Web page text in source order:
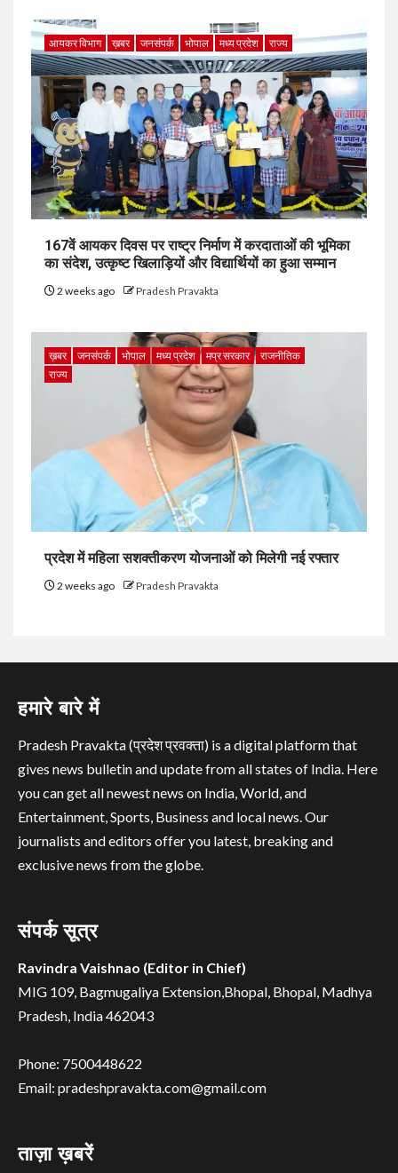
आयकर विभाग ख़बर जनसंपर्क भोपाल मध्य प्रदेश राज्य
167वें आयकर दिवस पर राष्ट्र निर्माण में करदाताओं की भूमिका
का संदेश, उत्कृष्ट खिलाड़ियों और विद्यार्थियों का हुआ सम्मान
2 weeks ago Pradesh Pravakta
ख़बर जनसंपर्क भोपाल मध्य प्रदेश मप्र सरकार
राजनीतिक
राज्य
प्रदेश में महिला सशक्तीकरण योजनाओं को मिलेगी नई रफ्तार
2 weeks ago Pradesh Pravakta
हमारे बारे में
Pradesh Pravakta (प्रदेश प्रवक्ता) is a digital platform that
gives news bulletin and update from all states of India. Here
you can get all newest news on India, World, and
Entertainment, Sports, Business and local news. Our
journalists and editors offer you latest, breaking and
exclusive news from the globe.
संपर्क सूत्र
Ravindra Vaishnao (Editor in Chief)
MIG 109, Bagmugaliya Extension,Bhopal, Bhopal, Madhya
Pradesh, India 462043
Phone: 7500448622
Email: pradeshpravakta.com@gmail.com
ताज़ा ख़बरें